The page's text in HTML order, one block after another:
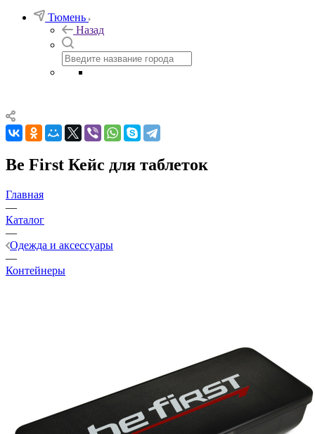
Тюмень
Назад
Be First Кейс для таблеток
Главная
—
Каталог
—
Одежда и аксессуары
—
Контейнеры